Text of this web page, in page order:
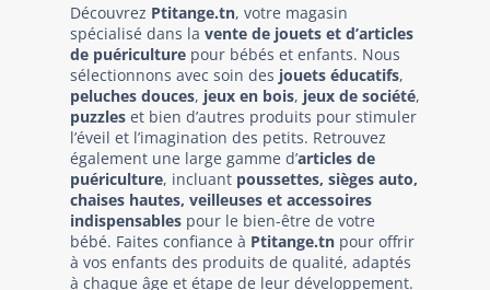
Découvrez Ptitange.tn, votre magasin
spécialisé dans la vente de jouets et d’articles
de puériculture pour bébés et enfants. Nous
sélectionnons avec soin des jouets éducatifs,
peluches douces, jeux en bois, jeux de société,
puzzles et bien d’autres produits pour stimuler
l’éveil et l’imagination des petits. Retrouvez
également une large gamme d’articles de
puériculture, incluant poussettes, sièges auto,
chaises hautes, veilleuses et accessoires
indispensables pour le bien-être de votre
bébé. Faites confiance à Ptitange.tn pour offrir
à vos enfants des produits de qualité, adaptés
à chaque âge et étape de leur développement.